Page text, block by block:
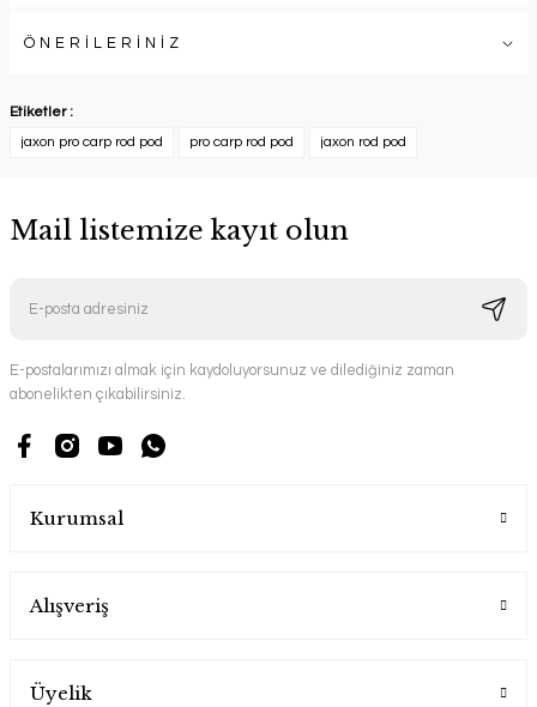
ÖNERİLERİNİZ
Etiketler :
jaxon pro carp rod pod
pro carp rod pod jaxon rod pod
Mail listemize kayıt olun
E-postalarımızı almak için kaydoluyorsunuz ve dilediğiniz zaman
abonelikten çıkabilirsiniz.
Kurumsal
Alışveriş
Üyelik